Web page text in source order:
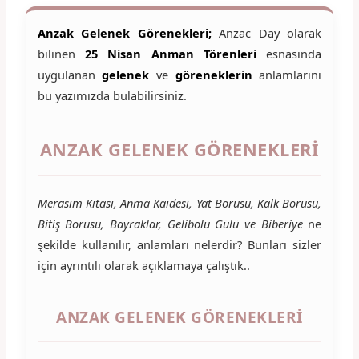
Anzak Gelenek Görenekleri;Anzac Day olarak
bilinen25 Nisan Anman Törenleriesnasında
uygulanangelenek ve göreneklerin anlamlarını
bu yazımızda bulabilirsiniz.
ANZAK GELENEK GÖRENEKLERI
Merasim Kıtası, Anma Kaidesi, Yat Borusu, Kalk Borusu,
Bitiş Borusu, Bayraklar, Gelibolu Gülü ve Biberiyene
şekilde kullanılır, anlamları nelerdir? Bunları sizler
için ayrıntılı olarak açıklamaya çalıştık..
ANZAK GELENEK GÖRENEKLERI